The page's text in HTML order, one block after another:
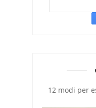
12 modi per